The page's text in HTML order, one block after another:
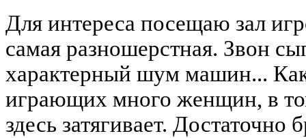
Для интереса посещаю зал
самая разношерстная. Звон
характерный шум машин...
играющих много женщин, в
здесь затягивает. Достаточно